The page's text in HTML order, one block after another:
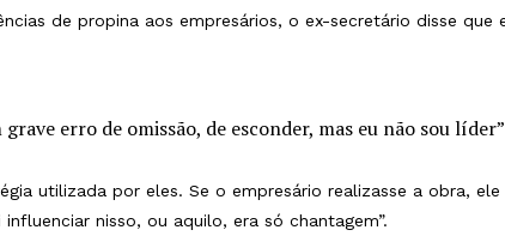
de propina aos empresários, o ex-secretário disse que
erro de omissão, de esconder, mas eu não sou líder”
utilizada por eles. Se o empresário realizasse a obra,
nisso, ou aquilo, era só chantagem”.